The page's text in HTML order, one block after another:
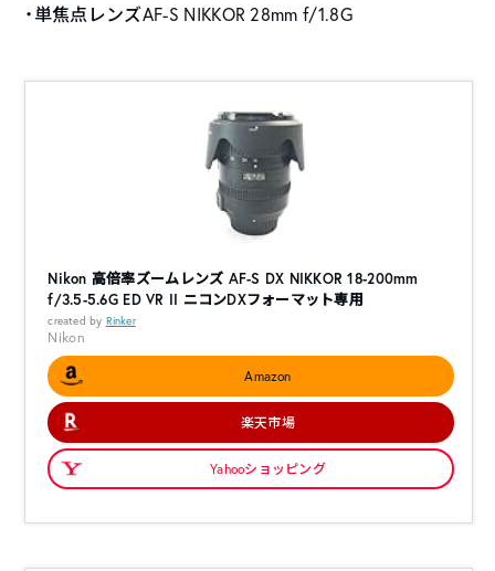
・単焦点レンズAF-S NIKKOR 28mm f/1.8G
Nikon 高倍率ズームレンズ AF-S DX NIKKOR 18-200mm
f/3.5-5.6G ED VR II ニコンDXフォーマット専用
created by Rinker
Nikon
Amazon
楽天市場
Yahooショッピング